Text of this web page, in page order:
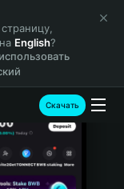
English?
Скачать